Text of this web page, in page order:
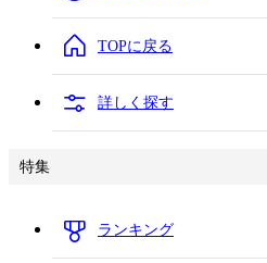
TOPに戻る
詳しく探す
特集
ランキング